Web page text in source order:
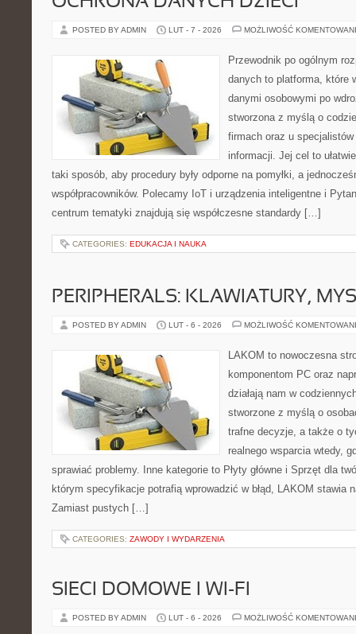
POSTED BY ADMIN LUT - 7 - 2026 MOŻLIWOŚĆ
Przewodnik po ogólnym
danych to platforma, które
danymi osobowymi po
stworzona z myślą o
firmach oraz u
informacji. Jej cel to
taki sposób, aby procedury były odporne na pomyłki, a
współpracowników. Polecamy IoT i urządzenia inteligentne i
centrum tematyki znajdują się współczesne standardy […]
CATEGORIES: EDUKACJA I NAUKA
PERIPHERALS: KLAWIATURY,
POSTED BY ADMIN LUT - 6 - 2026 MOŻLIWOŚĆ
LAKOM to nowoczesna
komponentom PC oraz
działają nam w
stworzone z myślą o
trafne decyzje, a także o
realnego wsparcia wtedy,
sprawiać problemy. Inne kategorie to Płyty główne i Sprzęt dla
którym specyfikacje potrafią wprowadzić w błąd, LAKOM stawia
Zamiast pustych […]
CATEGORIES: ZAWODY I WYDARZENIA
SIECI DOMOWE I WI-FI
POSTED BY ADMIN LUT - 6 - 2026 MOŻLIWOŚĆ